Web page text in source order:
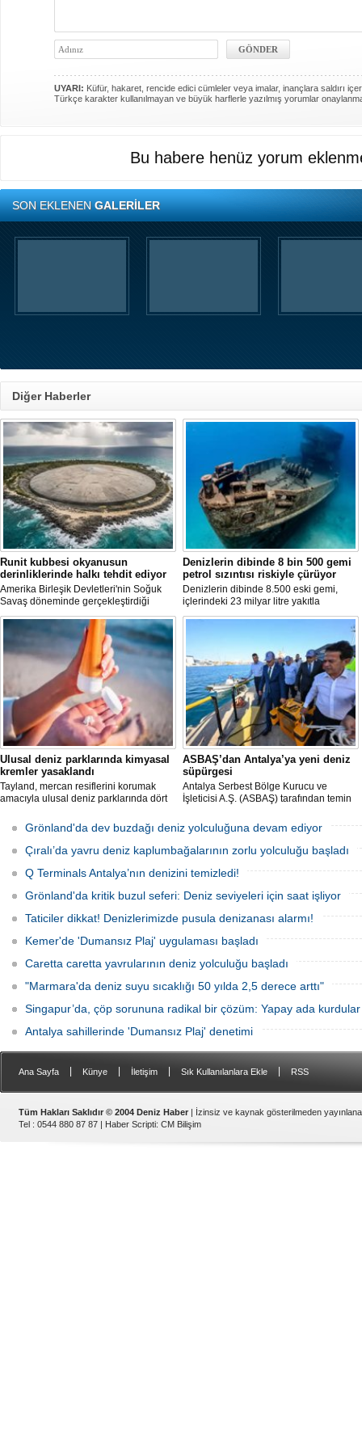
UYARI: Küfür, hakaret, rencide edici cümleler veya imalar, inançlara saldırı
Türkçe karakter kullanılmayan ve büyük harflerle yazılmış yorumlar
Bu habere henüz yorum
SON EKLENENGALERİLER
Diğer Haberler
Runit kubbesi okyanusun
derinliklerinde halkı tehdit ediyor
Amerika Birleşik Devletleri'nin Soğuk
Savaş döneminde gerçekleştirdiği
nükleer testlerin ardından kalan
radyoaktif atıkların üzerini kapatan Runit
Kubbesi, çevresel riskler ve deniz
seviyesindeki yükselmeler nedeniyle
tartışma konusu olmaya devam ediyor.
Denizlerin dibinde 8 bin 500 gemi
petrol sızıntısı riskiyle çürüyor
Denizlerin dibinde 8.500 eski gemi,
içlerindeki 23 milyar litre yakıtla
paslanıyor. Bilim insanları, bu
deniz ekosistemleri için büyük bir tehdit
oluşturduğunu belirtiyor.
Ulusal deniz parklarında kimyasal
kremler yasaklandı
Tayland, mercan resiflerini korumak
amacıyla ulusal deniz parklarında dört
kremlerinin kullanımını resmen
yasakladı.
ASBAŞ’dan Antalya’ya yeni deniz
süpürgesi
Antalya Serbest Bölge Kurucu ve
İşleticisi A.Ş. (ASBAŞ) tarafından temin
ve liman temizliği çalışmalarında aktif
olarak kullanılmaya başlandı.
Grönland'da dev buzdağı deniz yolculuğuna devam ediyor
Çıralı’da yavru deniz kaplumbağalarının zorlu yolculuğu başladı
Q Terminals Antalya’nın denizini temizledi!
Grönland'da kritik buzul seferi: Deniz seviyeleri için saat işliyor
Taticiler dikkat! Denizlerimizde pusula denizanası alarmı!
Kemer'de 'Dumansız Plaj' uygulaması başladı
Caretta caretta yavrularının deniz yolculuğu başladı
"Marmara'da deniz suyu sıcaklığı 50 yılda 2,5 derece arttı"
Singapur’da, çöp sorununa radikal bir çözüm: Yapay ada kurdular
Antalya sahillerinde 'Dumansız Plaj' denetimi
Ana Sayfa Künye İletişim Sık Kullanılanlara Ekle RSS
Tüm Hakları Saklıdır © 2004 Deniz Haber | İzinsiz ve kaynak gösterilmeden
Tel : 0544 880 87 87 | Haber Scripti: CM Bilişim